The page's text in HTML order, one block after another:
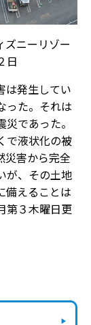
ズニーリゾー
日
は発生してい
った。それは
であった。
で液状化の被
災害から完全
が、その土地
備えることは
第３木曜日更